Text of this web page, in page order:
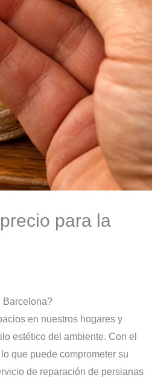
para la
Barcelona?
en nuestros hogares y
estético del ambiente. Con el
que puede comprometer su
de reparación de persianas